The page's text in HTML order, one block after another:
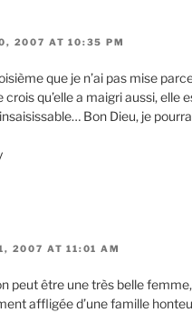
2007 AT 10:35 PM
que je n’ai pas mise
crois qu’elle a maigri aussi, elle
Bon Dieu, je
2007 AT 11:01 AM
peut être une très belle
affligée d’une famille